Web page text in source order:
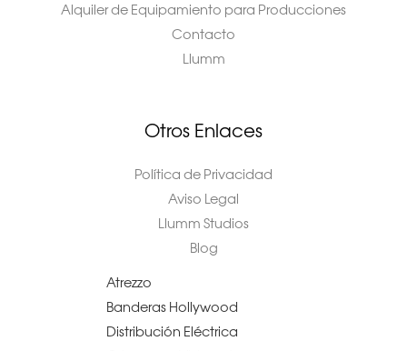
Alquiler de Equipamiento para Producciones
Contacto
Llumm
Otros Enlaces
Política de Privacidad
Aviso Legal
Llumm Studios
Blog
Atrezzo
Banderas Hollywood
Distribución Eléctrica